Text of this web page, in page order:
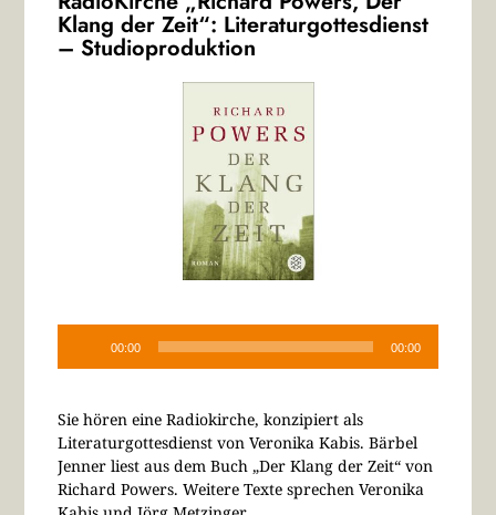
Klang der Zeit“: Literaturgottesdienst
– Studioproduktion
00:00 00:00
Sie hören eine Radiokirche, konzipiert als
Literaturgottesdienst von Veronika Kabis. Bärbel
Jenner liest aus dem Buch „Der Klang der Zeit“ von
Richard Powers. Weitere Texte sprechen Veronika